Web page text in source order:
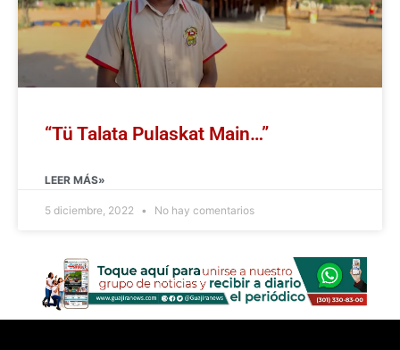
“Tü Talata Pulaskat Main…”
LEER MÁS»
5 diciembre, 2022 No hay comentarios